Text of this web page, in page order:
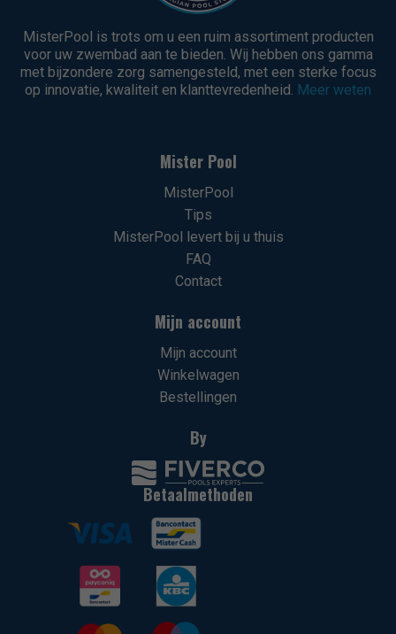
MisterPool is trots om u een ruim assortiment producten
voor uw zwembad aan te bieden. Wij hebben ons gamma
met bijzondere zorg samengesteld, met een sterke focus
op innovatie, kwaliteit en klanttevredenheid. Meer weten
Mister Pool
MisterPool
Tips
MisterPool levert bij u thuis
FAQ
Contact
Mijn account
Mijn account
Winkelwagen
Bestellingen
By
Betaalmethoden